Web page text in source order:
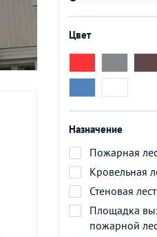
Цвет
Назначение
Пожарная
Кровельная
Стеновая
Площадка
пожарной